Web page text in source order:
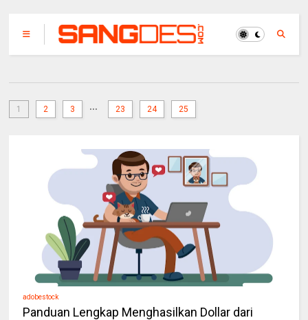
1 2 3 ... 23 24 25
adobestock
Panduan Lengkap Menghasilkan Dollar dari